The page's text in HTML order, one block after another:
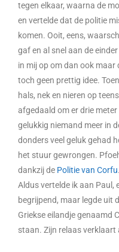
tegen elkaar, waarna de
en vertelde dat de politie
komen. Ooit, eens,
gaf en al snel aan de
in mij op om dan ook
toch geen prettig idee.
hals, nek en nieren op
afgedaald om er drie
gelukkig niemand meer in
donders veel geluk gehad
het stuur gewrongen.
dankzij de Politie van Corfu.
Aldus vertelde ik aan Paul,
begrijpend, maar legde uit
Griekse eilandje genaamd
staan. Zijn relaas verklaart